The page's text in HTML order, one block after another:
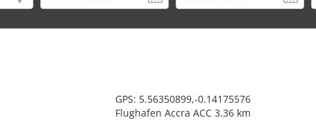
GPS: 5.56350899,-0.14175576
Flughafen Accra ACC 3.36 km